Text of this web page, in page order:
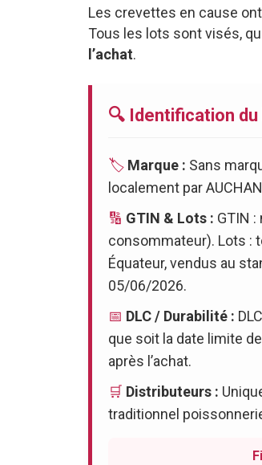
Les crevettes en cause
Tous les lots sont visés,
l’achat.
🔍 Identification
🏷️ Marque : Sans
localement par
🔢 GTIN & Lots : GTIN
consommateur). Lots :
Équateur, vendus au
05/06/2026.
📅 DLC / Durabilité :
que soit la date limite
après l’achat.
🛒 Distributeurs :
traditionnel